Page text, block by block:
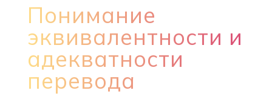
Понимание
эквивалентности и
адекватности
перевода